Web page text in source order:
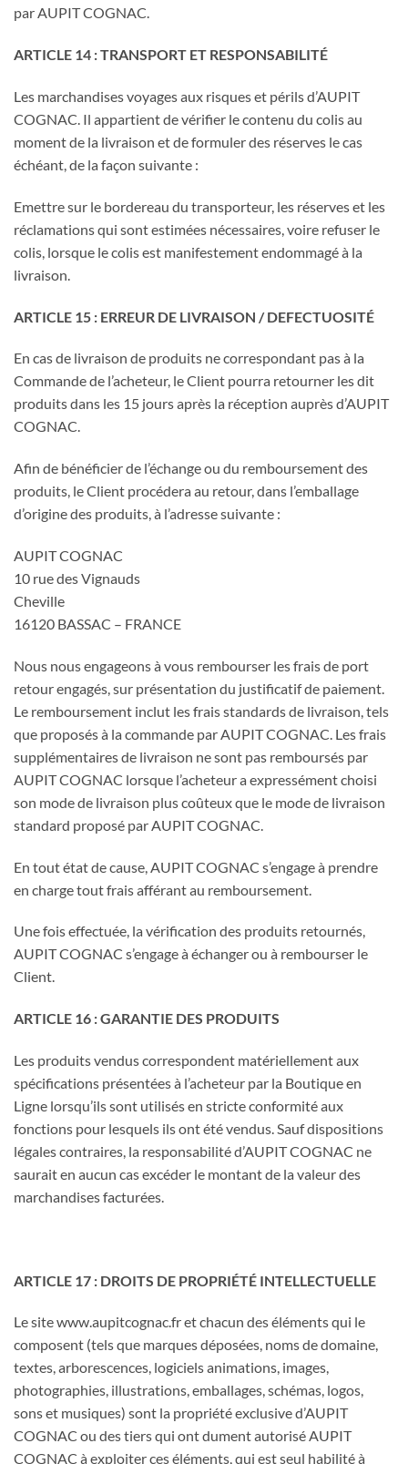
par AUPIT COGNAC.
ARTICLE 14 : TRANSPORT ET RESPONSABILITÉ
Les marchandises voyages aux risques et périls d’AUPIT
COGNAC. Il appartient de vérifier le contenu du colis au
moment de la livraison et de formuler des réserves le cas
échéant, de la façon suivante :
Emettre sur le bordereau du transporteur, les réserves et les
réclamations qui sont estimées nécessaires, voire refuser le
colis, lorsque le colis est manifestement endommagé à la
livraison.
ARTICLE 15 : ERREUR DE LIVRAISON / DEFECTUOSITÉ
En cas de livraison de produits ne correspondant pas à la
Commande de l’acheteur, le Client pourra retourner les dit
produits dans les 15 jours après la réception auprès d’AUPIT
COGNAC.
Afin de bénéficier de l’échange ou du remboursement des
produits, le Client procédera au retour, dans l’emballage
d’origine des produits, à l’adresse suivante :
AUPIT COGNAC
10 rue des Vignauds
Cheville
16120 BASSAC – FRANCE
Nous nous engageons à vous rembourser les frais de port
retour engagés, sur présentation du justificatif de paiement.
Le remboursement inclut les frais standards de livraison, tels
que proposés à la commande par AUPIT COGNAC. Les frais
supplémentaires de livraison ne sont pas remboursés par
AUPIT COGNAC lorsque l’acheteur a expressément choisi
son mode de livraison plus coûteux que le mode de livraison
standard proposé par AUPIT COGNAC.
En tout état de cause, AUPIT COGNAC s’engage à prendre
en charge tout frais afférant au remboursement.
Une fois effectuée, la vérification des produits retournés,
AUPIT COGNAC s’engage à échanger ou à rembourser le
Client.
ARTICLE 16 : GARANTIE DES PRODUITS
Les produits vendus correspondent matériellement aux
spécifications présentées à l’acheteur par la Boutique en
Ligne lorsqu’ils sont utilisés en stricte conformité aux
fonctions pour lesquels ils ont été vendus. Sauf dispositions
légales contraires, la responsabilité d’AUPIT COGNAC ne
saurait en aucun cas excéder le montant de la valeur des
marchandises facturées.
ARTICLE 17 : DROITS DE PROPRIÉTÉ INTELLECTUELLE
Le site www.aupitcognac.fr et chacun des éléments qui le
composent (tels que marques déposées, noms de domaine,
textes, arborescences, logiciels animations, images,
photographies, illustrations, emballages, schémas, logos,
sons et musiques) sont la propriété exclusive d’AUPIT
COGNAC ou des tiers qui ont dument autorisé AUPIT
COGNAC à exploiter ces éléments, qui est seul habilité à